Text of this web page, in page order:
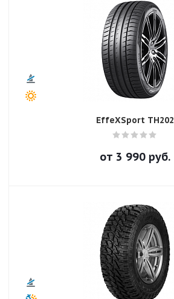
EffeXSport TH202
от 3 990руб.